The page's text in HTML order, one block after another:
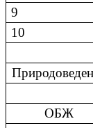
9
10
ОБЖ